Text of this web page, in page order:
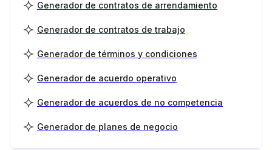
Generador de contratos de arrendamiento
Generador de contratos de trabajo
Generador de términos y condiciones
Generador de acuerdo operativo
Generador de acuerdos de no competencia
Generador de planes de negocio